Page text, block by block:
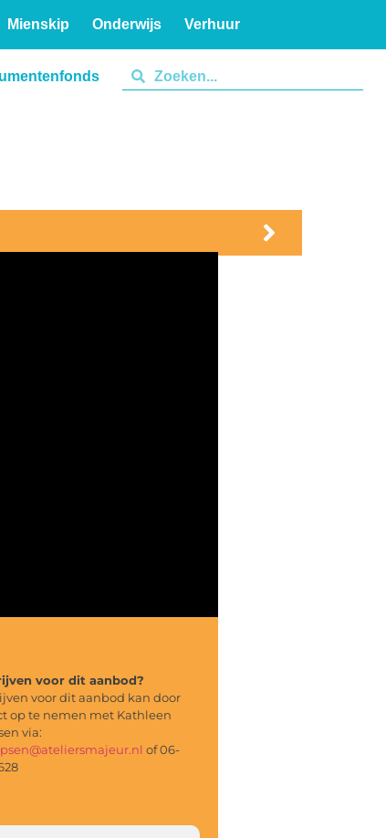
Mienskip Onderwijs Verhuur
voor dit aanbod?
voor dit aanbod kan door
op te nemen met Kathleen
via:
of 06-